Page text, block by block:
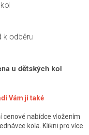
k odběru
u dětských kol
Vám ji také
cenové nabídce vložením
kola. Klikni pro více